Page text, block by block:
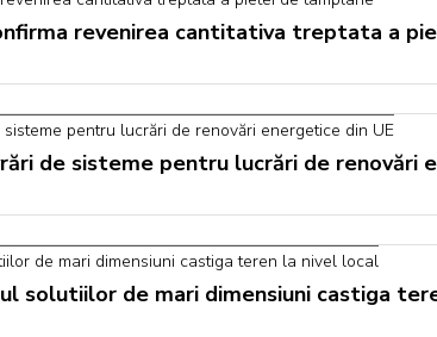
revenirea cantitativa treptata a
de sisteme pentru lucrări de renovări
solutiilor de mari dimensiuni castiga